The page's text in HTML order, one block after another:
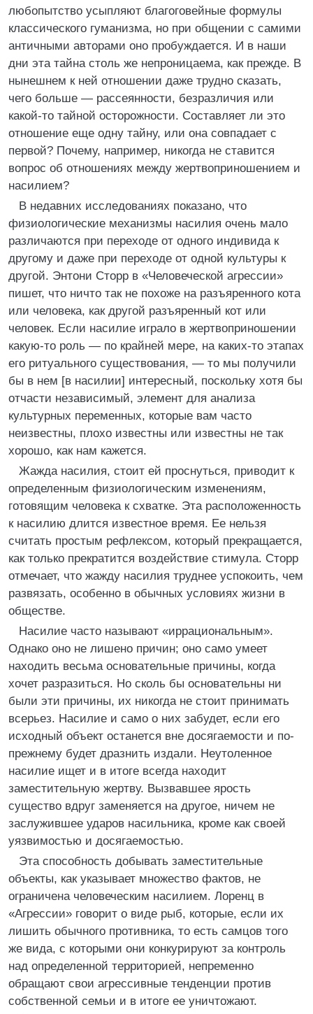
любопытство усыпляют благоговейные формулы
классического гуманизма, но при общении с самими
античными авторами оно пробуждается. И в наши
дни эта тайна столь же непроницаема, как прежде. В
нынешнем к ней отношении даже трудно сказать,
чего больше — рассеянности, безразличия или
какой-то тайной осторожности. Составляет ли это
отношение еще одну тайну, или она совпадает с
первой? Почему, например, никогда не ставится
вопрос об отношениях между жертвоприношением и
насилием?
В недавних исследованиях показано, что
физиологические механизмы насилия очень мало
различаются при переходе от одного индивида к
другому и даже при переходе от одной культуры к
другой. Энтони Сторр в «Человеческой агрессии»
пишет, что ничто так не похоже на разъяренного кота
или человека, как другой разъяренный кот или
человек. Если насилие играло в жертвоприношении
какую-то роль — по крайней мере, на каких-то этапах
его ритуального существования, — то мы получили
бы в нем [в насилии] интересный, поскольку хотя бы
отчасти независимый, элемент для анализа
культурных переменных, которые вам часто
неизвестны, плохо известны или известны не так
хорошо, как нам кажется.
Жажда насилия, стоит ей проснуться, приводит к
определенным физиологическим изменениям,
готовящим человека к схватке. Эта расположенность
к насилию длится известное время. Ее нельзя
считать простым рефлексом, который прекращается,
как только прекратится воздействие стимула. Сторр
отмечает, что жажду насилия труднее успокоить, чем
развязать, особенно в обычных условиях жизни в
обществе.
Насилие часто называют «иррациональным».
Однако оно не лишено причин; оно само умеет
находить весьма основательные причины, когда
хочет разразиться. Но сколь бы основательны ни
были эти причины, их никогда не стоит принимать
всерьез. Насилие и само о них забудет, если его
исходный объект останется вне досягаемости и по-
прежнему будет дразнить издали. Неутоленное
насилие ищет и в итоге всегда находит
заместительную жертву. Вызвавшее ярость
существо вдруг заменяется на другое, ничем не
заслужившее ударов насильника, кроме как своей
уязвимостью и досягаемостью.
Эта способность добывать заместительные
объекты, как указывает множество фактов, не
ограничена человеческим насилием. Лоренц в
«Агрессии» говорит о виде рыб, которые, если их
лишить обычного противника, то есть самцов того
же вида, с которыми они конкурируют за контроль
над определенной территорией, непременно
обращают свои агрессивные тенденции против
собственной семьи и в итоге ее уничтожают.